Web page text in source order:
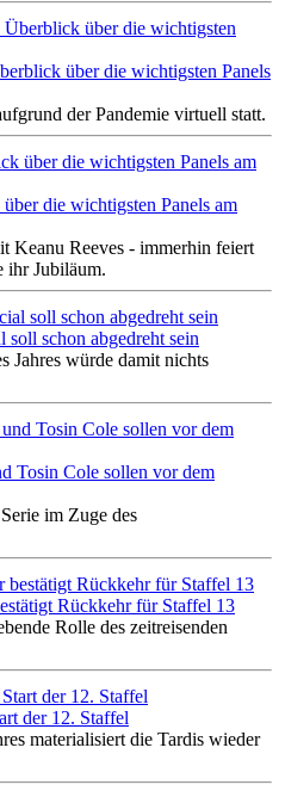
über die wichtigsten Panels
der Pandemie virtuell statt.
die wichtigsten Panels am
Keanu Reeves - immerhin feiert
ihr Jubiläum.
schon abgedreht sein
Jahres würde damit nichts
Tosin Cole sollen vor dem
im Zuge des
Rückkehr für Staffel 13
Rolle des zeitreisenden
der 12. Staffel
materialisiert die Tardis wieder